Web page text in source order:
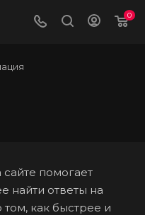
0
помогает
найти ответы на
как быстрее и